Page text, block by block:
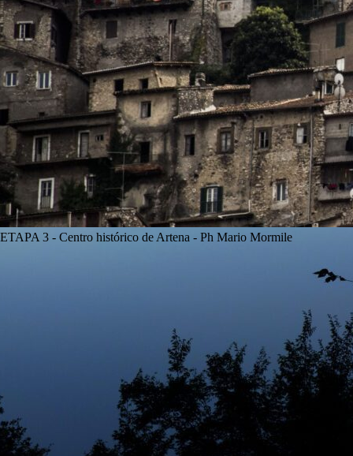
ETAPA 3 - Centro histórico de Artena - Ph Mario Mormile